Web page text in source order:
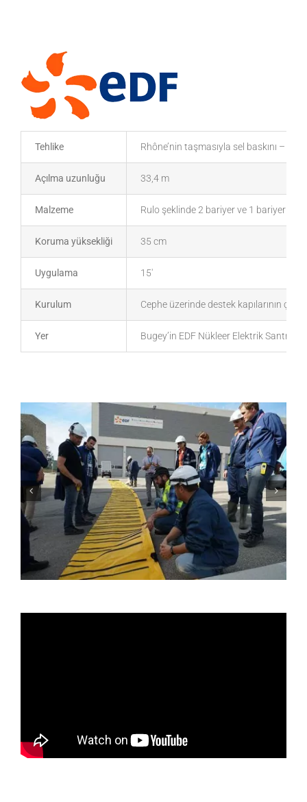
Tehlike Rhône’nin taşmasıyla sel baskını –
Açılma uzunluğu 33,4 m
Malzeme Rulo şeklinde 2 bariyer ve 1 bariyer WL
Koruma yüksekliği 35 cm
Uygulama 15′
Kurulum Cephe üzerinde destek kapılarının
Yer Bugey’in EDF Nükleer Elektrik Santrali